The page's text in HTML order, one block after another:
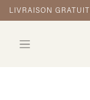
LIVRAISON